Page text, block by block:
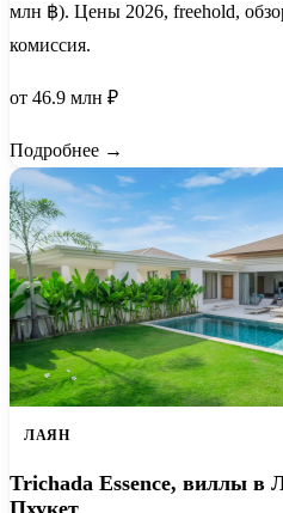
млн ฿). Цены 2026, freehold,
комиссия.
от 46.9 млн ₽
Подробнее →
ЛАЯН
Trichada Essence, виллы в